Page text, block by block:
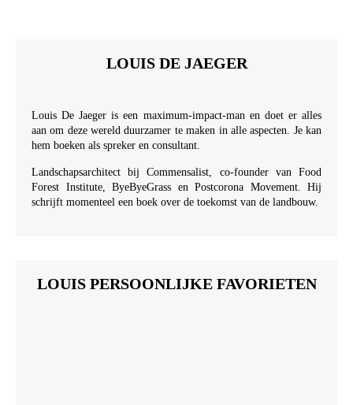
LOUIS DE JAEGER
Louis De Jaeger is een maximum-impact-man en doet er alles
aan om deze wereld duurzamer te maken in alle aspecten. Je kan
hem boeken als spreker en consultant.
Landschapsarchitect bij Commensalist, co-founder van Food
Forest Institute, ByeByeGrass en Postcorona Movement. Hij
schrijft momenteel een boek over de toekomst van de landbouw.
LOUIS PERSOONLIJKE FAVORIETEN